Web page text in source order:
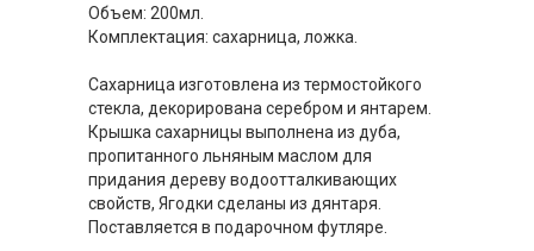
Объем: 200мл.
Комплектация: сахарница, ложка.
Сахарница изготовлена из термостойкого
стекла, декорирована серебром и янтарем.
Крышка сахарницы выполнена из дуба,
пропитанного льняным маслом для
придания дереву водоотталкивающих
свойств, Ягодки сделаны из дянтаря.
Поставляется в подарочном футляре.